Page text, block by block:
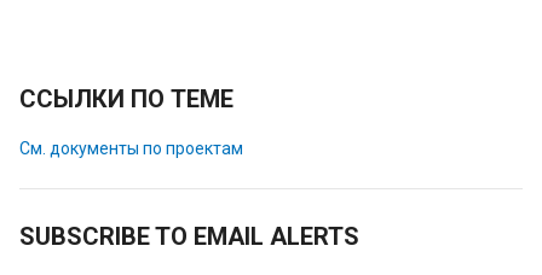
ССЫЛКИ ПО ТЕМЕ
См. документы по проектам
SUBSCRIBE TO EMAIL ALERTS